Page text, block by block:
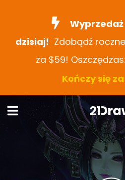
dzisiaj! Zdobądź
za $59!
Kończy się za
Kursy
Pomoc
Zaloguj się